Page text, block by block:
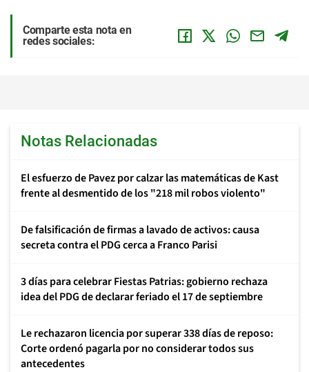
Comparte esta nota en
redes sociales:
Notas Relacionadas
El esfuerzo de Pavez por calzar las matemáticas de Kast
frente al desmentido de los "218 mil robos violento"
De falsificación de firmas a lavado de activos: causa
secreta contra el PDG cerca a Franco Parisi
3 días para celebrar Fiestas Patrias: gobierno rechaza
idea del PDG de declarar feriado el 17 de septiembre
Le rechazaron licencia por superar 338 días de reposo:
Corte ordenó pagarla por no considerar todos sus
antecedentes